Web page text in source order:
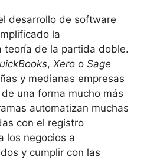
desarrollo de software
la
teoría de la partida doble.
, Xero o Sage
y medianas empresas
una forma mucho más
automatizan muchas
con el registro
los negocios a
y cumplir con las